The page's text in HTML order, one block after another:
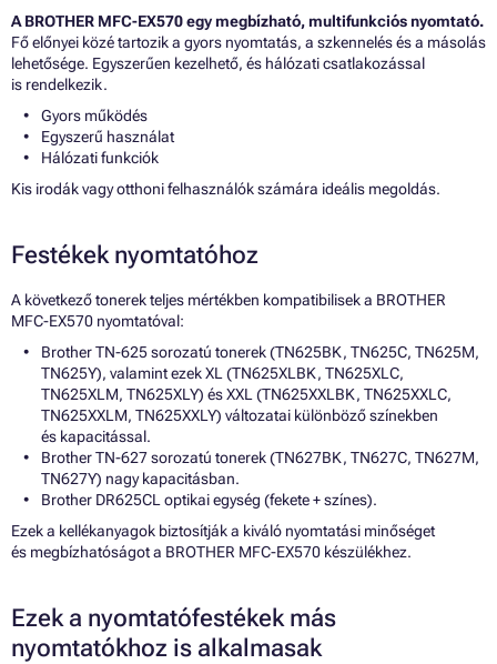
A BROTHER MFC-EX570 egy megbízható, multifunkciós nyomtató.
Fő előnyei közé tartozik a gyors nyomtatás, a szkennelés és a másolás
lehetősége. Egyszerűen kezelhető, és hálózati csatlakozással
is rendelkezik.
Gyors működés
Egyszerű használat
Hálózati funkciók
Kis irodák vagy otthoni felhasználók számára ideális megoldás.
Festékek nyomtatóhoz
A következő tonerek teljes mértékben kompatibilisek a BROTHER
MFC-EX570 nyomtatóval:
Brother TN-625 sorozatú tonerek (TN625BK, TN625C, TN625M,
TN625Y), valamint ezek XL (TN625XLBK, TN625XLC,
TN625XLM, TN625XLY) és XXL (TN625XXLBK, TN625XXLC,
TN625XXLM, TN625XXLY) változatai különböző színekben
és kapacitással.
Brother TN-627 sorozatú tonerek (TN627BK, TN627C, TN627M,
TN627Y) nagy kapacitásban.
Brother DR625CL optikai egység (fekete + színes).
Ezek a kellékanyagok biztosítják a kiváló nyomtatási minőséget
és megbízhatóságot a BROTHER MFC-EX570 készülékhez.
Ezek a nyomtatófestékek más
nyomtatókhoz is alkalmasak